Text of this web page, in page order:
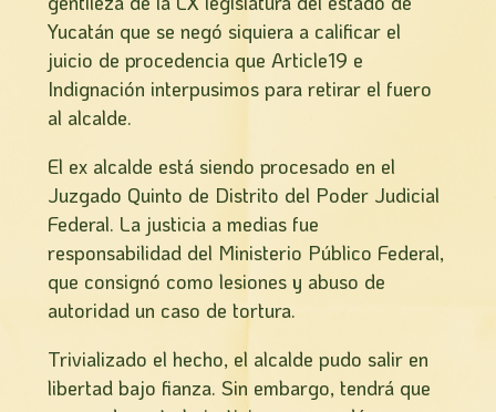
Yucatán que se negó siquiera a calificar el
juicio de procedencia que Article19 e
Indignación interpusimos para retirar el fuero
al alcalde.
El ex alcalde está siendo procesado en el
Juzgado Quinto de Distrito del Poder Judicial
Federal. La justicia a medias fue
responsabilidad del Ministerio Público Federal,
que consignó como lesiones y abuso de
autoridad un caso de tortura.
Trivializado el hecho, el alcalde pudo salir en
libertad bajo fianza. Sin embargo, tendrá que